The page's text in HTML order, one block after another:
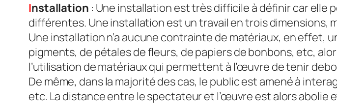
Installation : Une installation est très difficile à définir car elle
différentes. Une installation est un travail en trois dimensions,
Une installation n’a aucune contrainte de matériaux, en effet,
pigments, de pétales de fleurs, de papiers de bonbons, etc,
l’utilisation de matériaux qui permettent à l’œuvre de tenir
De même, dans la majorité des cas, le public est amené à
etc. La distance entre le spectateur et l’œuvre est alors abolie